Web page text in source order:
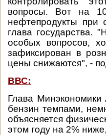
вопросы. Вот на
нефтепродукты
глава
особых вопросов,
зафиксирован в
цены снижаются", -
ВВС:
Глава
бензин темпами,
объясняется
этом году на 2%